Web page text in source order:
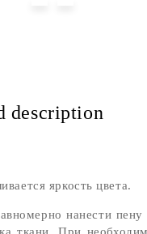
description
яркость цвета.
нанести